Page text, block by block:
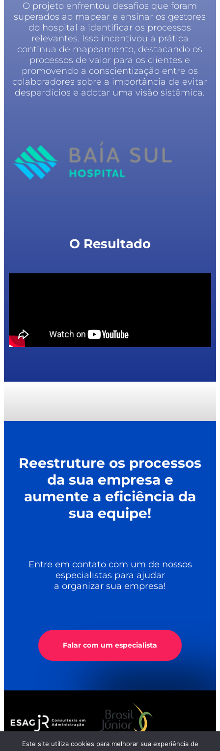
O projeto enfrentou desafios que foram
superados ao mapear e ensinar os gestores
do hospital a identificar os processos
relevantes. Isso incentivou a prática
contínua de mapeamento, destacando os
processos de valor para os clientes e
promovendo a conscientização entre os
colaboradores sobre a importância de evitar
desperdícios e adotar uma visão sistêmica.
O Resultado
Reestruture os processos
da sua empresa e
aumente a eficiência da
sua equipe!
Entre em contato com um de nossos
especialistas para ajudar
a organizar sua empresa!
Falar com um especialista
Este site utiliza cookies para melhorar sua experiência de